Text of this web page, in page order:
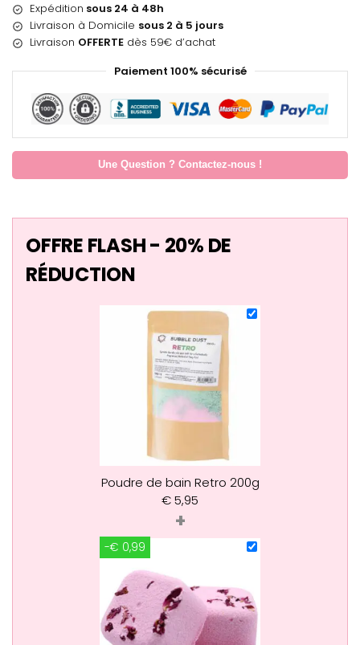
Expédition sous 24 à 48h
Livraison à Domicile sous 2 à 5 jours
Livraison OFFERTE dès 59€ d’achat
Paiement 100% sécurisé
Une Question ? Contactez-nous !
OFFRE FLASH - 20% DE
RÉDUCTION
Poudre de bain Retro 200g
€5,95
+
-€ 0,99